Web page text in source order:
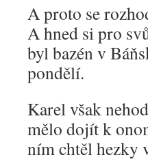
A proto se
A hned si pro
byl bazén v
pondělí.
Karel však
mělo dojít k
ním chtěl hezky